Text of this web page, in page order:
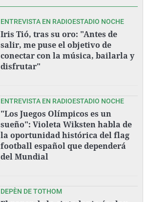
ENTREVISTA EN RADIOESTADIO NOCHE
Iris Tió, tras su oro: "Antes de
salir, me puse el objetivo de
conectar con la música, bailarla y
disfrutar"
ENTREVISTA EN RADIOESTADIO NOCHE
"Los Juegos Olímpicos es un
sueño": Violeta Wiksten habla de
la oportunidad histórica del flag
football español que dependerá
del Mundial
DEPÈN DE TOTHOM